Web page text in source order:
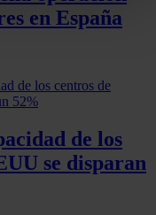
activamente
se procesan sus
en la
en la Declaración
en España
de los
se disparan